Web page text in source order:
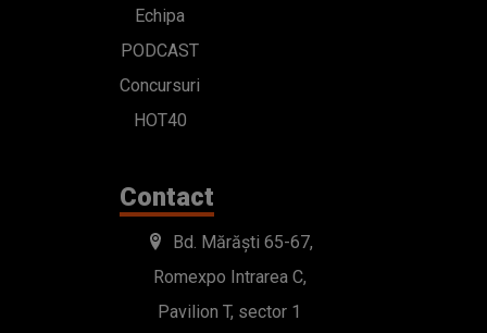
Echipa
PODCAST
Concursuri
HOT40
Contact
Bd. Mărăști 65-67,
Romexpo Intrarea C,
Pavilion T, sector 1